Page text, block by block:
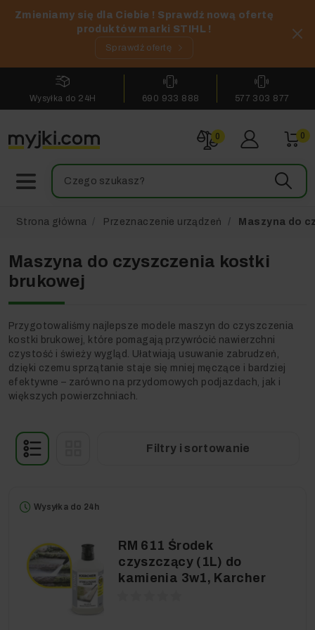
Zmieniamy się dla Ciebie ! Sprawdź nową ofertę
produktów marki STIHL !
Sprawdź ofertę
Wysyłka do 24H 690 933 888 577 303 877
0 0
Strona główna Przeznaczenie urządzeń Maszyna do
Maszyna do czyszczenia kostki
brukowej
Przygotowaliśmy najlepsze modele maszyn do czyszczenia
kostki brukowej, które pomagają przywrócić nawierzchni
czystość i świeży wygląd. Ułatwiają usuwanie zabrudzeń,
dzięki czemu sprzątanie staje się mniej męczące i bardziej
efektywne – zarówno na przydomowych podjazdach, jak i
większych powierzchniach.
Filtry i sortowanie
Wysyłka do 24h
RM 611 Środek
czyszczący (1L) do
kamienia 3w1, Karcher